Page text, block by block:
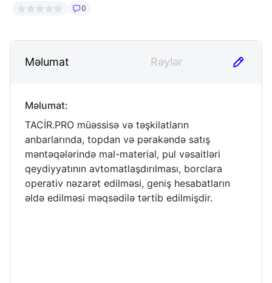
0
Məlumat Rəylər
Məlumat:
TACİR.PRO müəssisə və təşkilatların
anbarlarında, topdan və pərakəndə satış
məntəqələrində mal-material, pul vəsaitləri
qeydiyyatının avtomatlaşdırılması, borclara
operativ nəzarət edilməsi, geniş hesabatların
əldə edilməsi məqsədilə tərtib edilmişdir.